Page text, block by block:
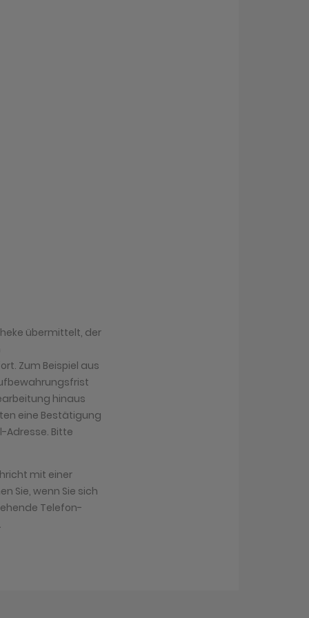
übermittelt, der
Zum Beispiel aus
hinaus
eine Bestätigung
Adresse. Bitte
mit einer
Sie, wenn Sie sich
Telefon-